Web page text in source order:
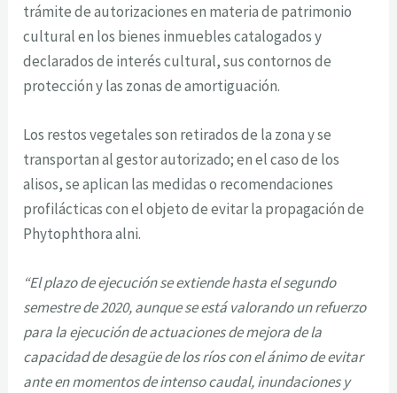
trámite de autorizaciones en materia de patrimonio
cultural en los bienes inmuebles catalogados y
declarados de interés cultural, sus contornos de
protección y las zonas de amortiguación.
Los restos vegetales son retirados de la zona y se
transportan al gestor autorizado; en el caso de los
alisos, se aplican las medidas o recomendaciones
profilácticas con el objeto de evitar la propagación de
Phytophthora alni.
“El plazo de ejecución se extiende hasta el segundo
semestre de 2020, aunque se está valorando un refuerzo
para la ejecución de actuaciones de mejora de la
capacidad de desagüe de los ríos con el ánimo de evitar
ante en momentos de intenso caudal, inundaciones y